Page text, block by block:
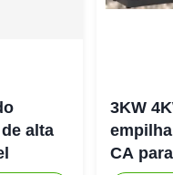
alta
3KW
CA